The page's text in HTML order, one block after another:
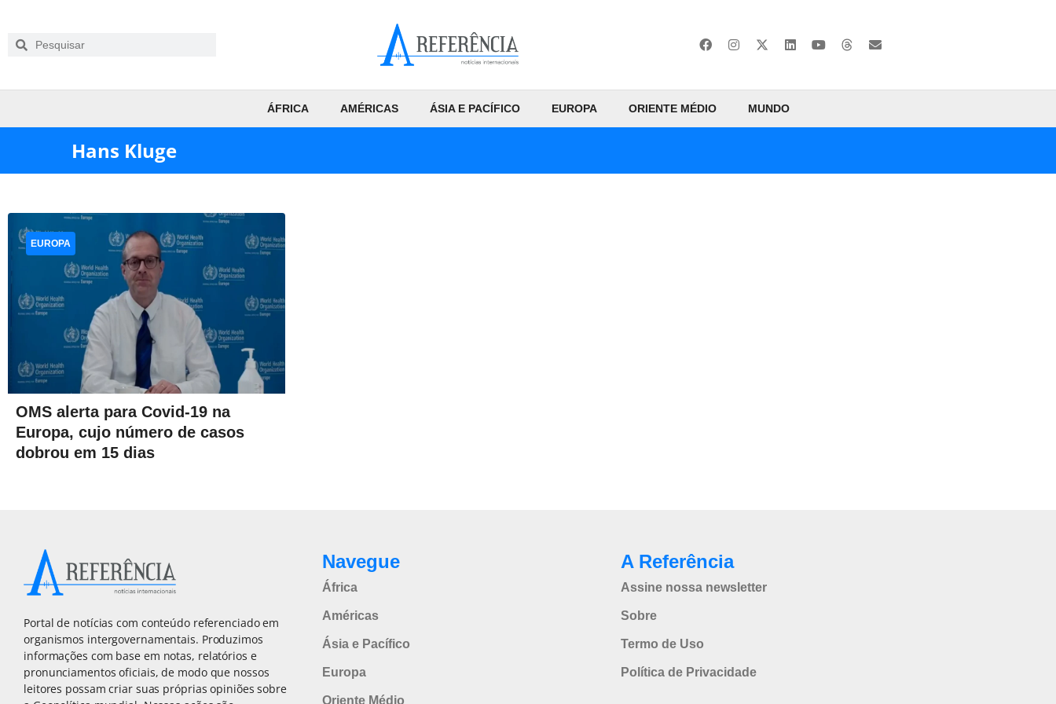
ÁFRICA AMÉRICAS ÁSIA E PACÍFICO EUROPA ORIENTE MÉDIO MUNDO
Hans Kluge
OMS alerta para Covid-19 na
Europa, cujo número de casos
dobrou em 15 dias
EUROPA
Portal de notícias com conteúdo referenciado em
organismos intergovernamentais. Produzimos
informações com base em notas, relatórios e
pronunciamentos oficiais, de modo que nossos
leitores possam criar suas próprias opiniões sobre
Navegue
África
Américas
Ásia e Pacífico
Europa
Oriente Médio
A Referência
Assine nossa newsletter
Sobre
Termo de Uso
Política de Privacidade